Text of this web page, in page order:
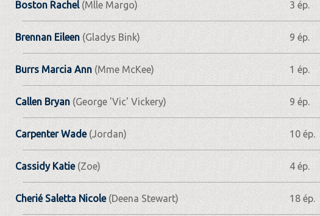
Boston Rachel (Mlle Margo) 3 ép.
Brennan Eileen(Gladys Bink) 9 ép.
Burrs Marcia Ann(Mme McKee) 1 ép.
Callen Bryan (George 'Vic' Vickery) 9 ép.
Carpenter Wade(Jordan) 10 ép.
Cassidy Katie(Zoe) 4 ép.
Cherié Saletta Nicole(Deena Stewart) 18 ép.